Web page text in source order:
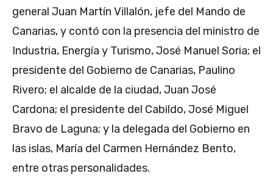
general Juan Martín Villalón, jefe del Mando de
Canarias, y contó con la presencia del ministro de
Industria, Energía y Turismo, José Manuel Soria; el
presidente del Gobierno de Canarias, Paulino
Rivero; el alcalde de la ciudad, Juan José
Cardona; el presidente del Cabildo, José Miguel
Bravo de Laguna; y la delegada del Gobierno en
las islas, María del Carmen Hernández Bento,
entre otras personalidades.